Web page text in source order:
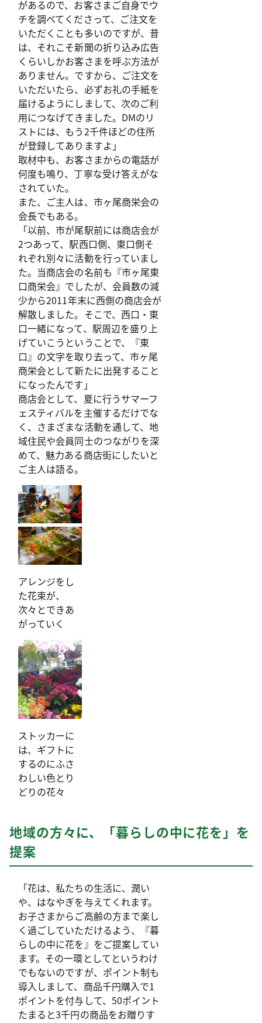
があるので、お客さまご自身でウ
チを調べてくださって、ご注文を
いただくことも多いのですが、昔
は、それこそ新聞の折り込み広告
くらいしかお客さまを呼ぶ方法が
ありません。ですから、ご注文を
いただいたら、必ずお礼の手紙を
届けるようにしまして、次のご利
用につなげてきました。DMのリ
ストには、もう2千件ほどの住所
が登録してありますよ」
取材中も、お客さまからの電話が
何度も鳴り、丁寧な受け答えがな
されていた。
また、ご主人は、市ヶ尾商栄会の
会長でもある。
「以前、市が尾駅前には商店会が
2つあって、駅西口側、東口側そ
れぞれ別々に活動を行っていまし
た。当商店会の名前も『市ヶ尾東
口商栄会』でしたが、会員数の減
少から2011年末に西側の商店会が
解散しました。そこで、西口・東
口一緒になって、駅周辺を盛り上
げていこうということで、『東
口』の文字を取り去って、市ヶ尾
商栄会として新たに出発すること
になったんです」
商店会として、夏に行うサマーフ
ェスティバルを主催するだけでな
く、さまざまな活動を通して、地
域住民や会員同士のつながりを深
めて、魅力ある商店街にしたいと
ご主人は語る。
アレンジをし
た花束が、
次々とできあ
がっていく
ストッカーに
は、ギフトに
するのにふさ
わしい色とり
どりの花々
地域の方々に、「暮らしの中に花を」を
提案
「花は、私たちの生活に、潤い
や、はなやぎを与えてくれます。
お子さまからご高齢の方まで楽し
く過ごしていただけるよう、『暮
らしの中に花を』をご提案してい
ます。その一環としてというわけ
でもないのですが、ポイント制も
導入しまして、商品千円購入で1
ポイントを付与して、50ポイント
たまると3千円の商品をお贈りす